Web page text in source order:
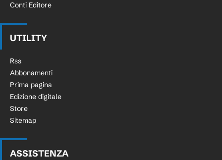
Conti Editore
UTILITY
Rss
Abbonamenti
Prima pagina
Edizione digitale
Store
Sitemap
ASSISTENZA